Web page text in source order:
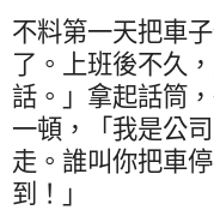
不料第一天把車
了。上班後不久
話。」拿起話筒
一頓，「我是公
走。誰叫你把車
到！」